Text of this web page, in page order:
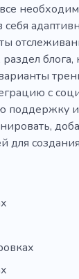
блога,
с
поддержку
для